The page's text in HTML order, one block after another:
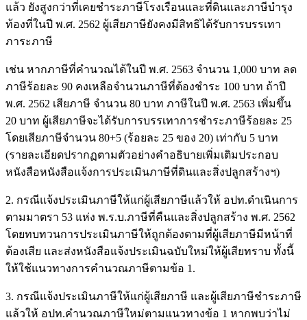
แล้ว ยังสูงกว่าที่เคยชำระภาษีโรงเรือนและที่ดินและภาษีบำรุง
ท้องที่ในปี พ.ศ. 2562 ผู้เสียภาษียังคงมีสิทธิได้รับการบรรเทา
ภาระภาษี
เช่น หากภาษีที่คำนวณได้ในปี พ.ศ. 2563 จำนวน 1,000 บาท ลด
ภาษีร้อยละ 90 คงเหลือจำนวนภาษีที่ต้องชำระ 100 บาท ถ้าปี
พ.ศ. 2562 เสียภาษี จำนวน 80 บาท ภาษีในปี พ.ศ. 2563 เพิ่มขึ้น
20 บาท ผู้เสียภาษีจะได้รับการบรรเทาการชำระภาษีร้อยละ 25
โดยเสียภาษีจำนวน 80+5 (ร้อยละ 25 ของ 20) เท่ากับ 5 บาท
(รายละเอียดปรากฏตามตัวอย่างคำอธิบายเพิ่มเติมประกอบ
หนังสือหนังสือแจ้งการประเมินภาษีที่ดินและสิ่งปลูกสร้างฯ)
2. กรณีแจ้งประเมินภาษีให้แก่ผู้เสียภาษีแล้วให้ อปท.ดำเนินการ
ตามมาตรา 53 แห่ง พ.ร.บ.ภาษีที่คืนและสิ่งปลูกสร้าง พ.ศ. 2562
โดยทบทวนการประเมินภาษีให้ถูกต้องตามที่ผู้เสียภาษีมีหน้าที่
ต้องเสีย และส่งหนังสือแจ้งประเมินฉบับใหม่ให้ผู้เสียทราบ ทั้งนี้
ให้ใช้แนวทางการคำนวณภาษีตามข้อ 1.
3. กรณีแจ้งประเมินภาษีให้แก่ผู้เสียภาษี และผู้เสียภาษีชำระภาษี
แล้วให้ อปท.คำนวณภาษีใหม่ตามแนวทางข้อ 1 หากพบว่าไม่